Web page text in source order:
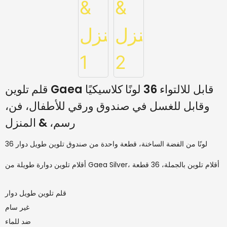
قلم تلوين Gaea قابل للالتواء 36 لونًا كلاسيكيًا
وقابل للغسل في صندوق ورقي للأطفال، فن،
رسم، & المنزل
36 لونًا من الفضة الساخنة، قطعة واحدة من صندوق تلوين طويل دوار
أقلام تلوين دوارة طويلة من Gaea Silver، أقلام تلوين بالجملة، 36 قطعة
قلم تلوين طويل دوار
غير سام
ضد للماء